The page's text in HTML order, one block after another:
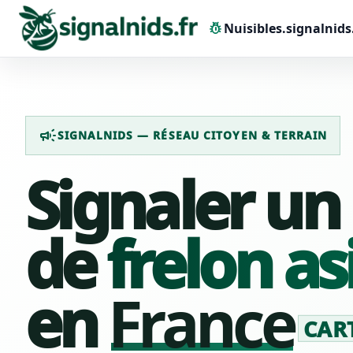
pest_control
campaignSIGNALNIDS — RÉSEAU CITOYEN & TERRAIN
Signaler
defrelon
enFrance